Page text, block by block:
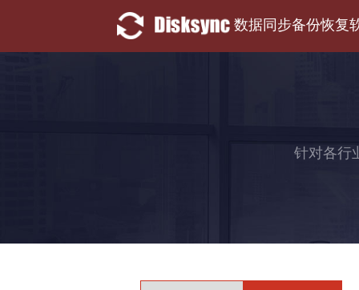
数据同步备份恢复
针对各行